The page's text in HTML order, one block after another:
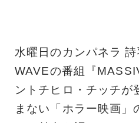
水曜日のカンパネラ
WAVEの番組『
ントチヒロ・チッチが
まない「ホラー映画」